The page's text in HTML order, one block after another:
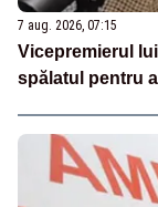
7 aug. 2026, 07:15
Vicepremierul
spălatul pentru